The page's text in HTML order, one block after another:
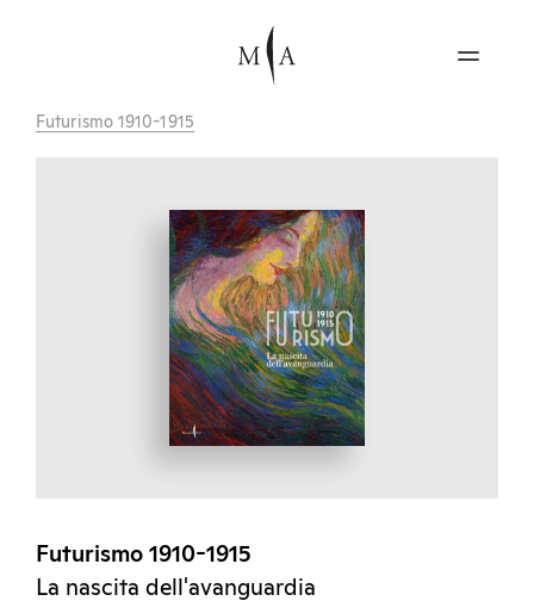
Futurismo 1910-1915
Futurismo 1910-1915
La nascita dell'avanguardia